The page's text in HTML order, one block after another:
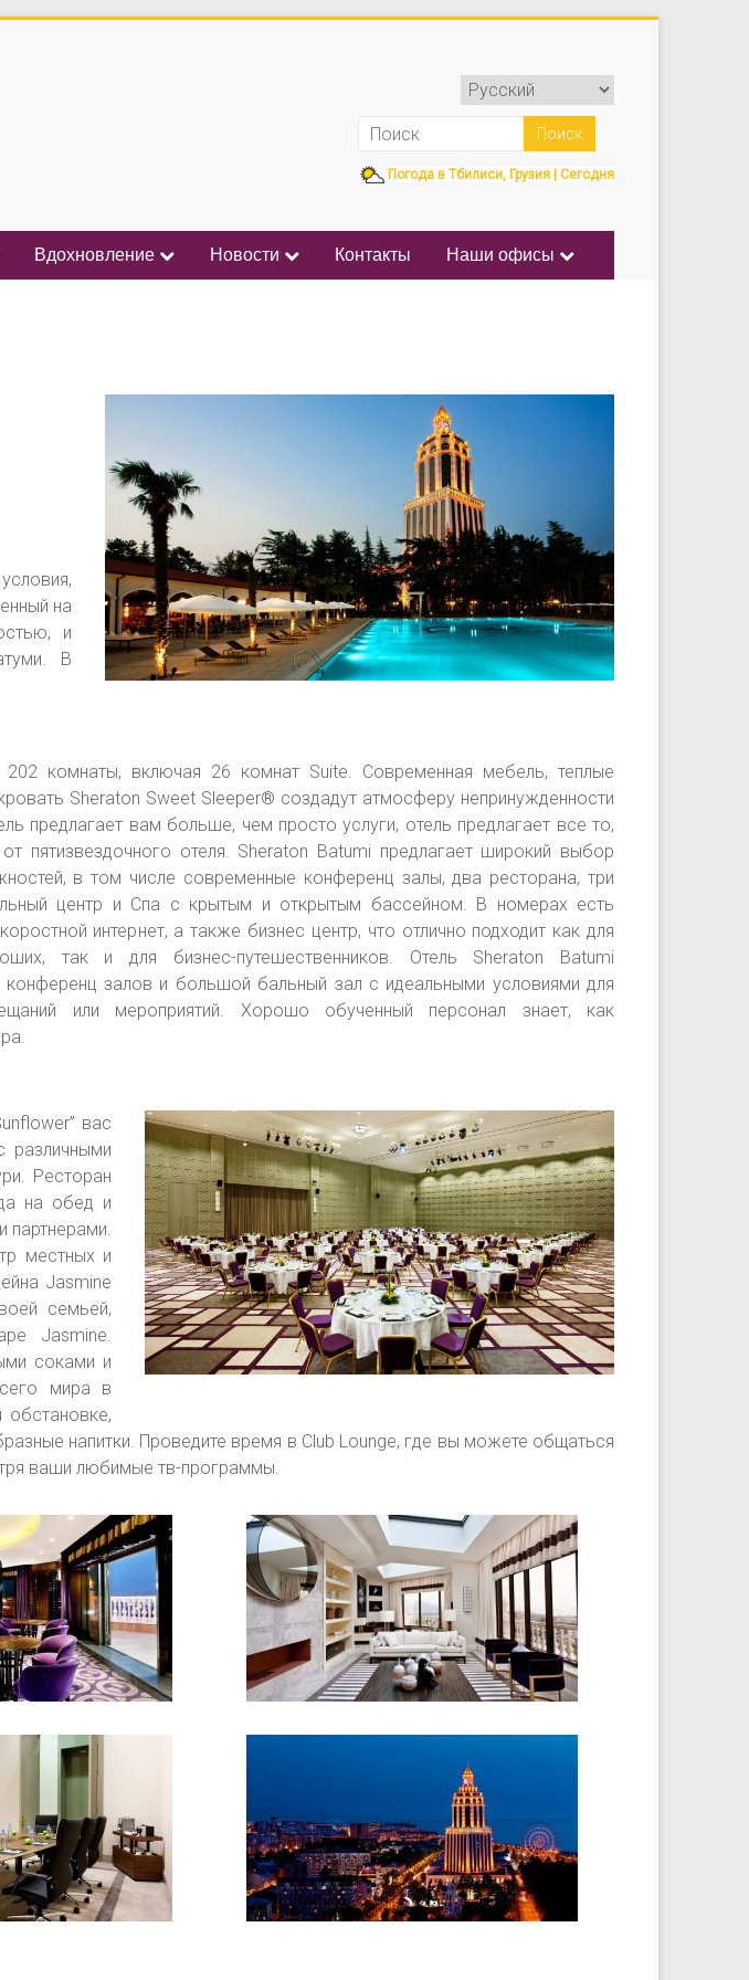
Погода в Тбилиси, Грузия | Сегодня
Вдохновление Новости Контакты Наши офисы
на
и
В
202 комнаты, включая 26 комнат Suite. Современная мебель, теплые
Sheraton Sweet Sleeper® создадут атмосферу непринужденности
предлагает вам больше, чем просто услуги, отель предлагает все то,
пятизвездочного отеля. Sheraton Batumi предлагает широкий выбор
в том числе современные конференц залы, два ресторана, три
центр и Спа с крытым и открытым бассейном. В номерах есть
интернет, а также бизнес центр, что отлично подходит как для
так и для бизнес-путешественников. Отель Sheraton Batumi
конференц залов и большой бальный зал с идеальными условиями для
или мероприятий. Хорошо обученный персонал знает, как
вас
различными
Ресторан
на обед и
партнерами.
местных и
Jasmine
семьей,
Jasmine.
соками и
мира в
обстановке,
напитки. Проведите время в Club Lounge, где вы можете общаться
ваши любимые тв-программы.